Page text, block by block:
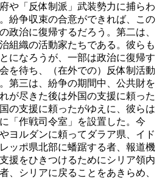
や「反体制派」武装勢力に捕らわ
紛争収束の合意ができれば、この
政治に復帰するだろう。第二は、
組織の活動家たちである。彼らも
になろうが、一部は政治に復帰す
を待ち、（在外での）反体制活動
第三は、紛争の期間中、公共財を
が尽きた後は外国の支援に頼った
の支援に頼ったがゆえに、彼らは
「作戦司令室」を設置した。今
ヨルダンに頼ってダラア県、イド
ッポ県北部に蟠踞する者、報道機
援をひきつけるためにシリア領内
、シリアに戻ることをあきらめ、